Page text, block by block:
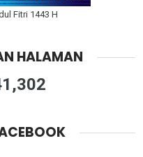
Fitri 1443 H
HALAMAN